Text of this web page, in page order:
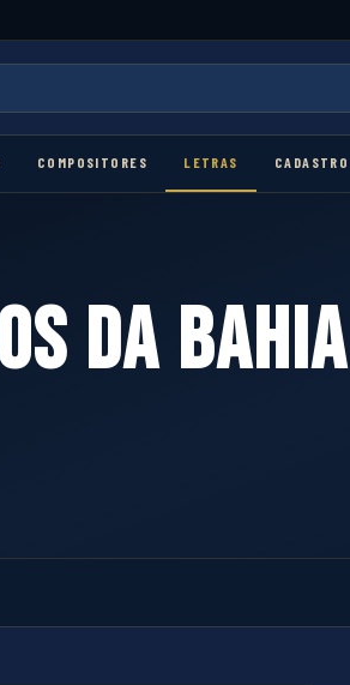
COMPOSITORES LETRAS CADASTRO
DA BAHIA